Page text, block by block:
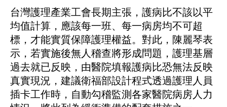
台灣護理產業工會長期主張，護病比不該以平
均值計算，應該每一班、每一病房均不可超
標，才能實質保障護理權益。對此，陳麗琴表
示，若實施後無人稽查將形成問題，護理基層
過去就已反映，由醫院填報護病比恐無法反映
真實現況，建議衛福部設計程式透過護理人員
插卡工作時，自動勾稽監測各家醫院病房人力